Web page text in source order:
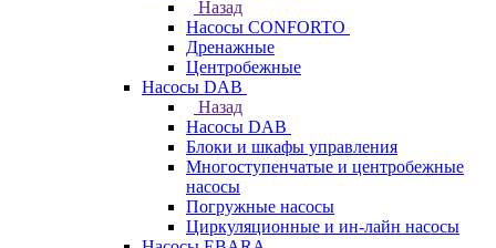
Назад
Насосы CONFORTO
Дренажные
Центробежные
Насосы DAB
Назад
Насосы DAB
Блоки и шкафы управления
Многоступенчатые и центробежные
насосы
Погружные насосы
Циркуляционные и ин-лайн насосы